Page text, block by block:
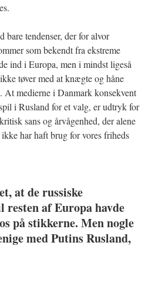
bare tendenser, der for alvor
som bekendt fra ekstreme
ind i Europa, men i mindst ligeså
tøver med at knægte og håne
medierne i Danmark konsekvent
i Rusland for et valg, er udtryk for
sans og årvågenhed, der alene
har haft brug for vores friheds
at de russiske
af Europa havde
på stikkerne. Men nogle
med Putins Rusland,